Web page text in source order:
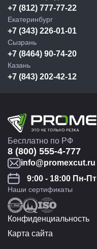
+7 (812) 777-77-22
Екатеринбург
+7 (343) 226-01-01
Сызрань
+7 (8464) 90-74-20
Казань
+7 (843) 202-42-12
Бесплатно по РФ
8 (800) 555-4-777
info@promexcut.ru
9:00 - 18:00 Пн-Пт
Наши сертификаты
Конфиденциальность
Карта сайта